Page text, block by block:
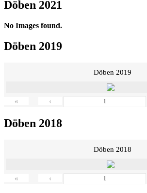
Döben 2021
No Images found.
Döben 2019
Döben 2019
« ‹
Döben 2018
Döben 2018
« ‹